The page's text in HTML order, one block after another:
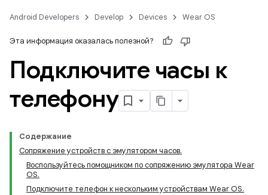
Android Developers Develop Devices Wear OS
Эта информация оказалась полезной?
Подключите часы к
телефону
Содержание
Сопряжение устройств с эмулятором часов.
Воспользуйтесь помощником по сопряжению эмулятора Wear
OS.
Подключите телефон к нескольким устройствам Wear OS.